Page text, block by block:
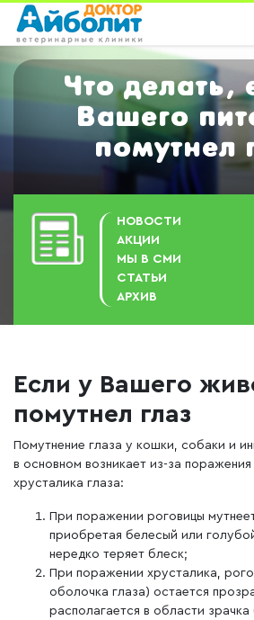
НОВОСТИ
АКЦИИ
МЫ В СМИ
СТАТЬИ
АРХИВ
Что делать,
Вашего
помутнел
Если у Вашего
помутнел глаз
Помутнение глаза у кошки, собаки и
в основном возникает из-за
хрусталика глаза:
При поражении роговицы
приобретая белесый или
нередко теряет блеск;
При поражении хрусталика,
оболочка глаза) остается
располагается в области зрачка